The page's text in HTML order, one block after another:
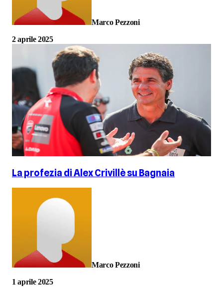
Marco Pezzoni
2 aprile 2025
La profezia di Alex Crivillè su Bagnaia
Marco Pezzoni
1 aprile 2025